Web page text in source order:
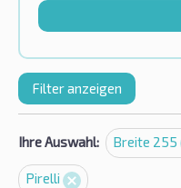
Filter anzeigen
Ihre Auswahl: Breite 255
Pirelli